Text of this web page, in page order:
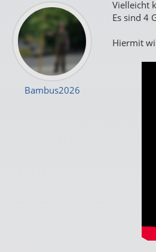
Bambus2026
Vielleicht
Es sind 4
Hiermit